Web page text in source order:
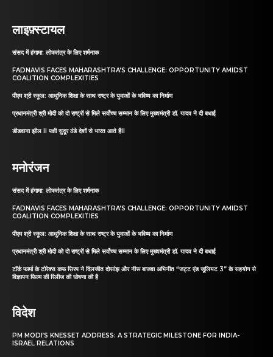
लाइफ़्स्टायल
संसद में हंगामा: लोकतंत्र के लिए शर्मनाक
FADNAVIS FACES MAHARASHTRA’S CHALLENGE: OPPORTUNITY AMIDST
COALITION COMPLEXITIES
पीएम श्री स्कूल: आधुनिक शिक्षा के साथ राष्ट्र के युवाओं के भविष्य का निर्माण
प्रधानमंत्री श्री मोदी को दो राष्ट्रों से मिले सर्वोच्च सम्मान के लिए मुख्यमंत्री डॉ. यादव ने दी बधाई
डीडवाना झील II पक्षी सुदूर ठंडे देशों से भारत आते हैII
मनोरंजन
संसद में हंगामा: लोकतंत्र के लिए शर्मनाक
FADNAVIS FACES MAHARASHTRA’S CHALLENGE: OPPORTUNITY AMIDST
COALITION COMPLEXITIES
पीएम श्री स्कूल: आधुनिक शिक्षा के साथ राष्ट्र के युवाओं के भविष्य का निर्माण
प्रधानमंत्री श्री मोदी को दो राष्ट्रों से मिले सर्वोच्च सम्मान के लिए मुख्यमंत्री डॉ. यादव ने दी बधाई
टॉर्क फार्मा के टोरेक्स कफ सिरप ने दिलजीत दोसांझ और नीरू बाजवा अभिनीत “जट्ट एंड जूलियट 3” के सहयोग से
विज्ञापन फिल्म की रिलीज की घोषणा की है
विदेश
PM MODI’S KNESSET ADDRESS: A STRATEGIC MILESTONE FOR INDIA-
ISRAEL RELATIONS